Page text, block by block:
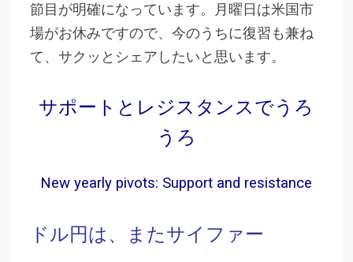
節目が明確になっています。月曜日は米国市
場がお休みですので、今のうちに復習も兼ね
て、サクッとシェアしたいと思います。
サポートとレジスタンスでうろ
うろ
New yearly pivots: Support and resistance
ドル円は、またサイファー